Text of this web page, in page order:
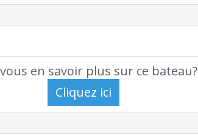
en savoir plus sur ce bateau?